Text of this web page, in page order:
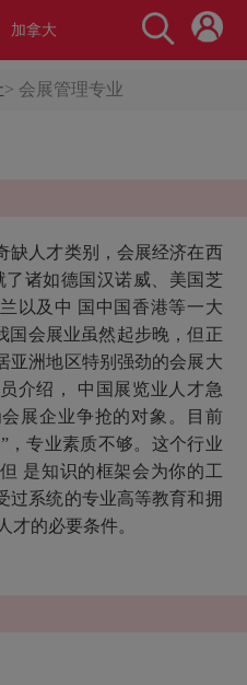
加拿大
> 会展管理专业
缺人才类别，会展经济在西
了诸如德国汉诺威、美国芝
以及中 国中国香港等一大
国会展业虽然起步晚，但正
亚洲地区特别强劲的会展大
介绍， 中国展览业人才急
展企业争抢的对象。目前
，专业素质不够。这个行业
是知识的框架会为你的工
过系统的专业高等教育和拥
才的必要条件。